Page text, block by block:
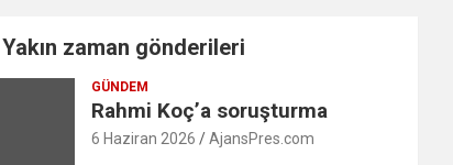
Yakın zaman gönderileri
GÜNDEM
Rahmi Koç’a soruşturma
6 Haziran 2026 AjansPres.com